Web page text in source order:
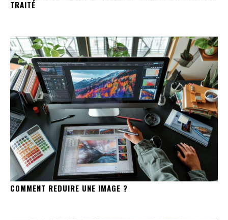
TRAITÉ
COMMENT REDUIRE UNE IMAGE ?